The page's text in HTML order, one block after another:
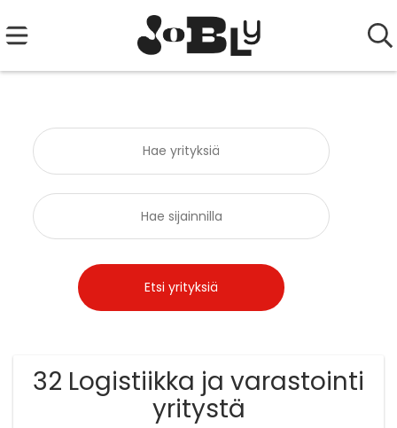
32 Logistiikka ja varastointi
yritystä